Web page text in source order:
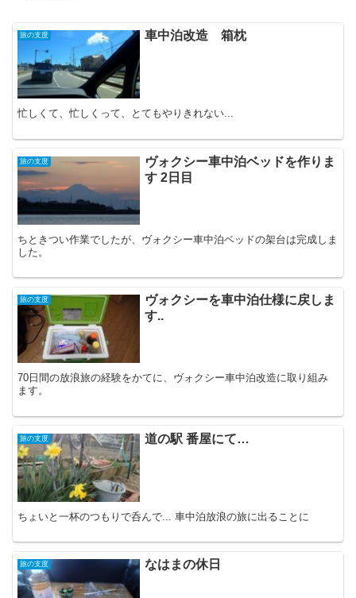
旅の支度 車中泊改造 箱枕
忙しくて、忙しくって、とてもやりきれない...
旅の支度
ヴォクシー車中泊ベッドを作りま
す 2日目
ちときつい作業でしたが、ヴォクシー車中泊ベッドの架台は完成しま
した。
旅の支度
ヴォクシーを車中泊仕様に戻しま
す..
70日間の放浪旅の経験をかてに、ヴォクシー車中泊改造に取り組み
ます。
旅の支度 道の駅 番屋にて…
ちょいと一杯のつもりで呑んで... 車中泊放浪の旅に出ることに
旅の支度 なはまの休日